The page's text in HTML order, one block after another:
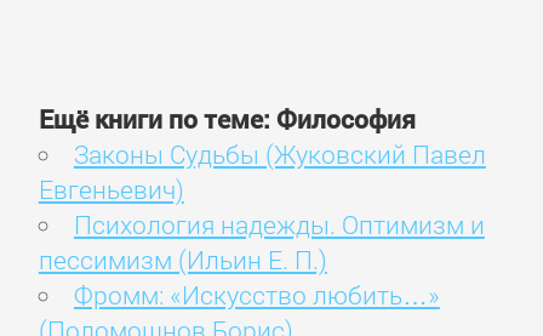
Ещё книги по теме: Философия
Законы Судьбы (Жуковский Павел
Евгеньевич)
Психология надежды. Оптимизм и
пессимизм (Ильин Е. П.)
Фромм: «Искусство любить…»